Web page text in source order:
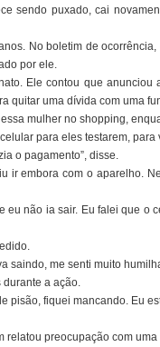
sendo puxado, cai
No boletim de
por ele.
Ele contou que
quitar uma dívida com uma
mulher no shopping,
para eles testarem,
o pagamento”, disse.
ir embora com o aparelho.
não ia sair. Eu falei que o
saindo, me senti muito
durante a ação.
pisão, fiquei mancando. Eu
relatou preocupação com